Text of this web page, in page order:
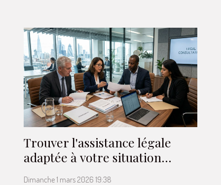
Trouver l'assistance légale
adaptée à votre situation
spécifique
Dimanche 1 mars 2026 19:38